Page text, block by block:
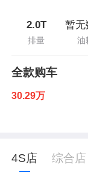
2.0T
排量
暂无
油
全款购车
30.29万
4S店 综合店